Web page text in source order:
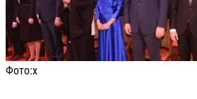
Фото:х